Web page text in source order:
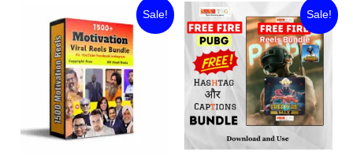
Sale!
price
was:
₹666.00.
Current
price
is:
₹79.00.
Sale!
Original
price
was:
₹199.00.
price
is:
₹0.00.